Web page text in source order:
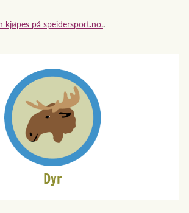
på speidersport.no..
Dyr